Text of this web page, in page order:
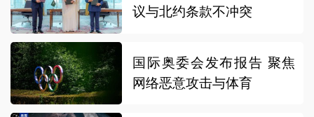
议与北约条款不冲突
国际奥委会发布报告 聚焦
网络恶意攻击与体育